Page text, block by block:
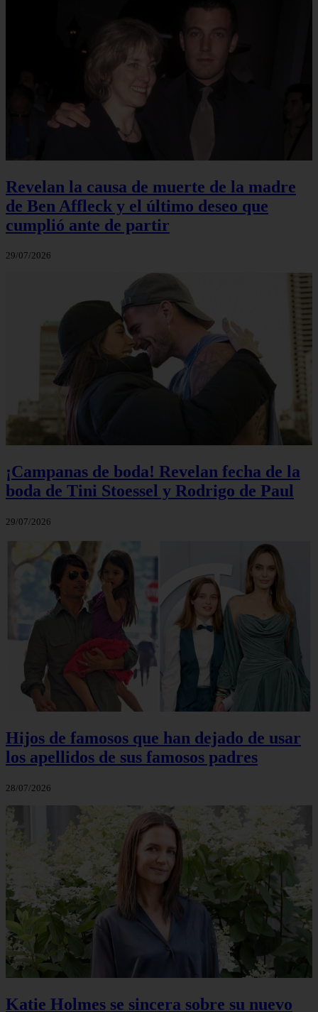
Revelan la causa de muerte de la madre
de Ben Affleck y el último deseo que
cumplió ante de partir
29/07/2026
¡Campanas de boda! Revelan fecha de la
boda de Tini Stoessel y Rodrigo de Paul
29/07/2026
Hijos de famosos que han dejado de usar
los apellidos de sus famosos padres
28/07/2026
Katie Holmes se sincera sobre su nuevo